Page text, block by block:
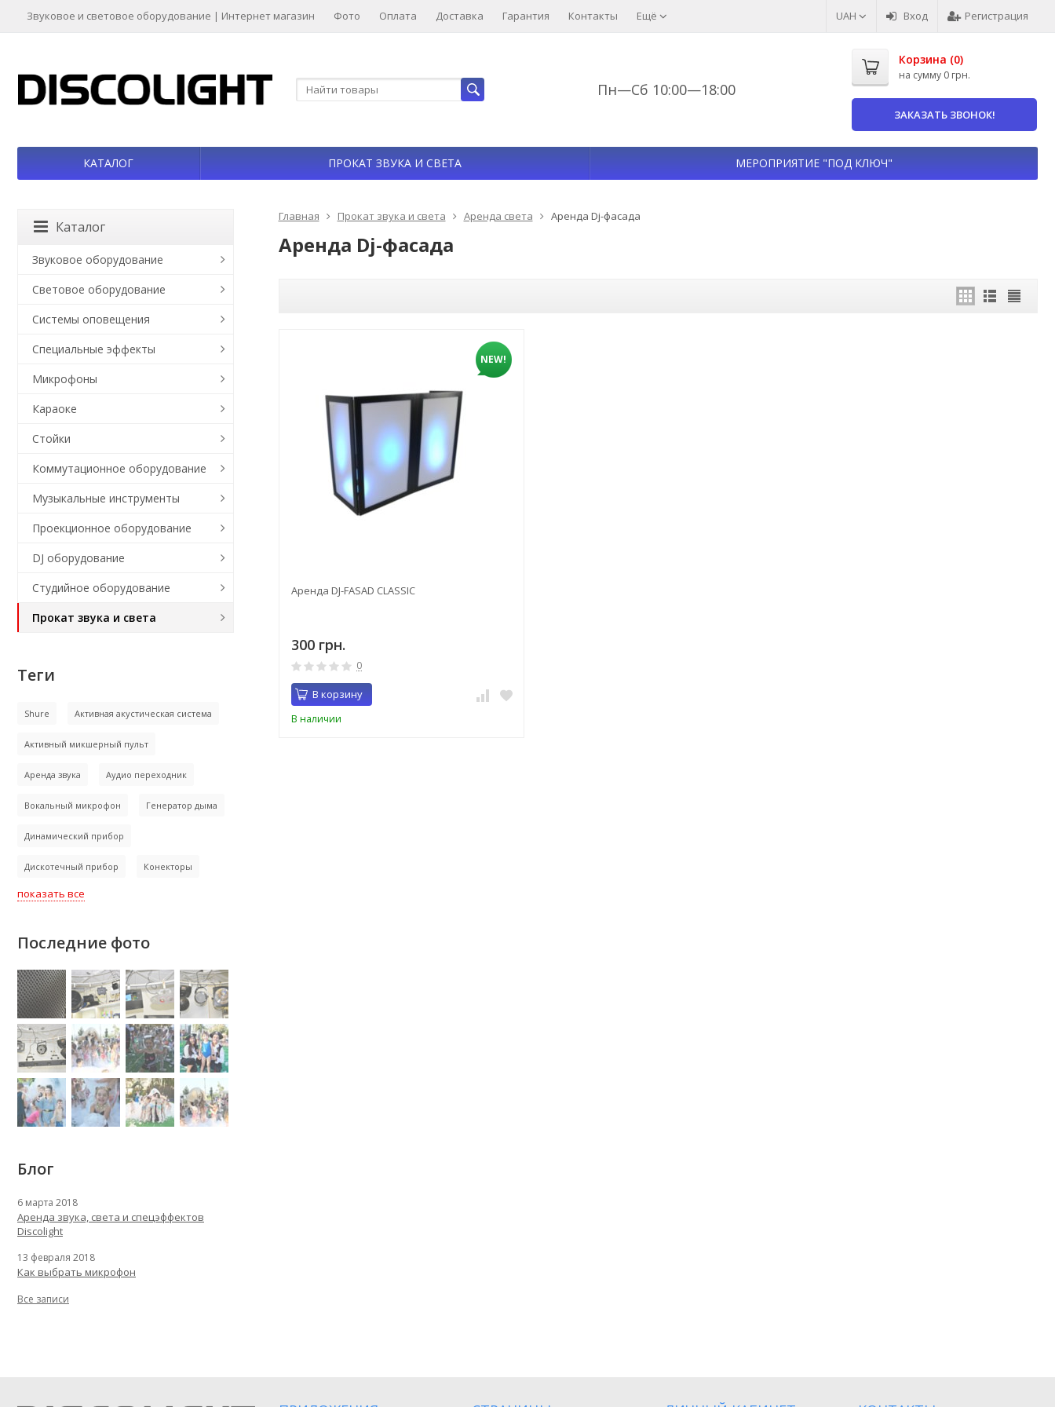
UAH Вход Регистрация
Звуковое и световое оборудование | Интернет магазин Фото Оплата Доставка Гарантия Контакты Ещё
Пн—Сб 10:00—18:00
Корзина (0)
на сумму 0 грн.
ЗАКАЗАТЬ ЗВОНОК!
КАТАЛОГ ПРОКАТ ЗВУКА И СВЕТА МЕРОПРИЯТИЕ "ПОД КЛЮЧ"
Главная Прокат звука и света Аренда света Аренда Dj-фасада
Аренда Dj-фасада
NEW!
Аренда DJ-FASAD CLASSIC
300 грн.
0
В корзину
В наличии
Каталог
Звуковое оборудование
Световое оборудование
Системы оповещения
Специальные эффекты
Микрофоны
Караоке
Стойки
Коммутационное оборудование
Музыкальные инструменты
Проекционное оборудование
DJ оборудование
Студийное оборудование
Прокат звука и света
Теги
Shure Активная акустическая система
Активный микшерный пульт
Аренда звука Аудио переходник
Вокальный микрофон Генератор дыма
Динамический прибор
Дискотечный прибор Конекторы
показать все
Последние фото
Блог
6 марта 2018
Аренда звука, света и спецэффектов
Discolight
13 февраля 2018
Как выбрать микрофон
Все записи